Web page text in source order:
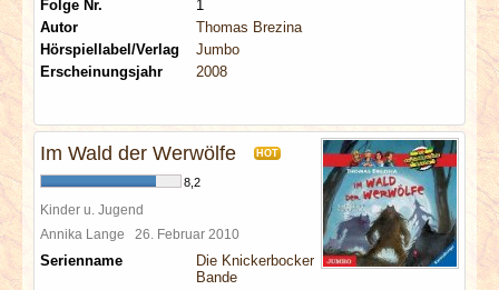
ARCHIV
Folge Nr.
1
Autor
Thomas Brezina
Hörspiellabel/Verlag
Jumbo
Erscheinungsjahr
2008
Im Wald der Werwölfe HOT
8,2
Kinder u. Jugend
Annika Lange 26. Februar 2010
Serienname
Die Knickerbocker
Bande